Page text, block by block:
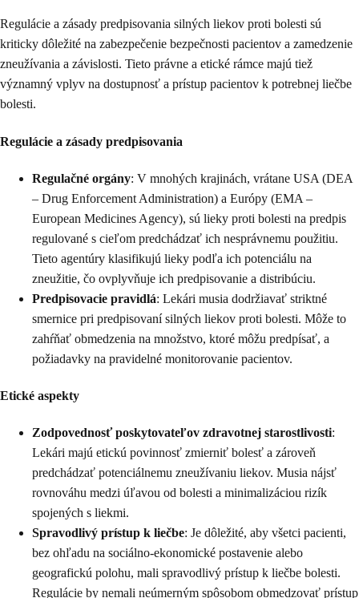
Regulácie a zásady predpisovania silných liekov proti bolesti sú
kriticky dôležité na zabezpečenie bezpečnosti pacientov a zamedzenie
zneužívania a závislosti. Tieto právne a etické rámce majú tiež
významný vplyv na dostupnosť a prístup pacientov k potrebnej liečbe
bolesti.
Regulácie a zásady predpisovania
Regulačné orgány: V mnohých krajinách, vrátane USA (DEA
– Drug Enforcement Administration) a Európy (EMA –
European Medicines Agency), sú lieky proti bolesti na predpis
regulované s cieľom predchádzať ich nesprávnemu použitiu.
Tieto agentúry klasifikujú lieky podľa ich potenciálu na
zneužitie, čo ovplyvňuje ich predpisovanie a distribúciu.
Predpisovacie pravidlá: Lekári musia dodržiavať striktné
smernice pri predpisovaní silných liekov proti bolesti. Môže to
zahŕňať obmedzenia na množstvo, ktoré môžu predpísať, a
požiadavky na pravidelné monitorovanie pacientov.
Etické aspekty
Zodpovednosť poskytovateľov zdravotnej starostlivosti:
Lekári majú etickú povinnosť zmierniť bolesť a zároveň
predchádzať potenciálnemu zneužívaniu liekov. Musia nájsť
rovnováhu medzi úľavou od bolesti a minimalizáciou rizík
spojených s liekmi.
Spravodlivý prístup k liečbe: Je dôležité, aby všetci pacienti,
bez ohľadu na sociálno-ekonomické postavenie alebo
geografickú polohu, mali spravodlivý prístup k liečbe bolesti.
Regulácie by nemali neúmerným spôsobom obmedzovať prístup